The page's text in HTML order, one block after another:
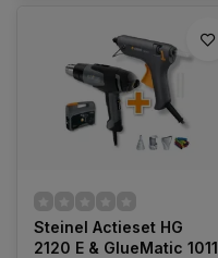
Steinel Actieset HG
2120 E & GlueMatic 1011